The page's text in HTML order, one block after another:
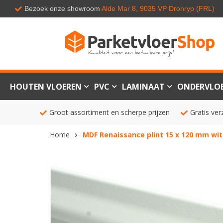
Bezoek onze showroom Alde Mar 8, 9035 VP Dronryp (FRL)
HOUTEN VLOEREN PVC LAMINAAT
Groot assortiment en scherpe prijzen Gratis
Home MDF Renaissance plint 15 x 120 mm